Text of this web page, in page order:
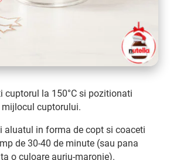
cuptorul la 150°C si pozitionati
cuptorului.
aluatul in forma de copt si coaceti
de 30-40 de minute (sau pana
o culoare auriu-maronie).